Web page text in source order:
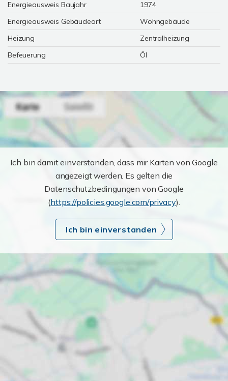
Energieausweis Baujahr
1974
Energieausweis Gebäudeart
Wohngebäude
Heizung
Zentralheizung
Befeuerung
Öl
Ich bin damit einverstanden, dass mir Karten von Google
angezeigt werden. Es gelten die
Datenschutzbedingungen von Google
(https://policies.google.com/privacy).
Ich bin einverstanden